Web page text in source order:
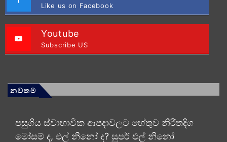
Like us on Facebook
Youtube
Subscribe US
නවතම
පසුගිය ස්වාභාවික ආපදාවලට හේතුව නිරිතදිග
මෝසම් ද, එල් නිනෝ ද? සුපර් එල් නිනෝ